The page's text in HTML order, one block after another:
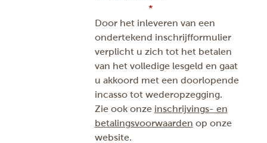
Door het inleveren van een
ondertekend inschrijfformulier
verplicht u zich tot het betalen
van het volledige lesgeld en gaat
u akkoord met een doorlopende
incasso tot wederopzegging.
Zie ook onze inschrijvings- en
betalingsvoorwaarden op onze
website.